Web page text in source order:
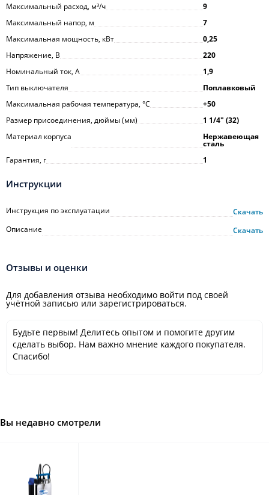
Максимальный расход, м³/ч
9
Максимальный напор, м
7
Максимальная мощность, кВт
0,25
Напряжение, В
220
Номинальный ток, А
1,9
Тип выключателя
Поплавковый
Максимальная рабочая температура, °С
+50
Размер присоединения, дюймы (мм)
1 1/4ʺ (32)
Материал корпуса
Нержавеющая
сталь
Гарантия, г
1
Инструкции
Инструкция по эксплуатации
Скачать
Описание
Скачать
Отзывы и оценки
Для добавления отзыва необходимо войти под своей
учётной записью или зарегистрироваться.
Будьте первым! Делитесь опытом и помогите другим
сделать выбор. Нам важно мнение каждого покупателя.
Спасибо!
Вы недавно смотрели